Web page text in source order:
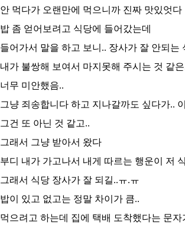
안 먹다가 오랜만에 먹으니까 진짜 맛있엇다
밥 좀 얻어보려고 식당에 들어갔는데
들어가서 말을 하고 보니.. 장사가 잘 안되는
내가 불쌍해 보여서 마지못해 주시는 것 같은
너무 미안했음..
그냥 죄송합니다 하고 지나갈까도 싶다가..
그건 또 아닌 것 같고..
그래서 그냥 받아서 왔다
부디 내가 가고나서 내게 따르는 행운이 저
그래서 식당 장사가 잘 되길..ㅠ.ㅠ
밥이 있고 없고는 정말 차이가 큼..
먹으려고 하는데 집에 택배 도착했다는 문자